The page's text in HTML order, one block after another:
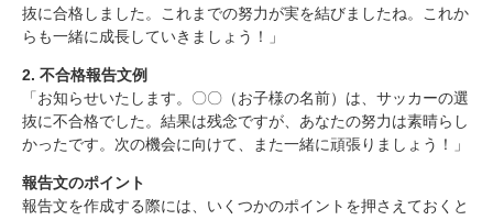
抜に合格しました。これまでの努力が実を結びましたね。これか
らも一緒に成長していきましょう！」
2. 不合格報告文例
「お知らせいたします。〇〇（お子様の名前）は、サッカーの選
抜に不合格でした。結果は残念ですが、あなたの努力は素晴らし
かったです。次の機会に向けて、また一緒に頑張りましょう！」
報告文のポイント
報告文を作成する際には、いくつかのポイントを押さえておくと
サッカーの親合格・不合格報告文例について
親が直面する問題
親の気持ちに寄り添う
合格・不合格報告の文例
1. 合格報告文例
2. 不合格報告文例
まとめ